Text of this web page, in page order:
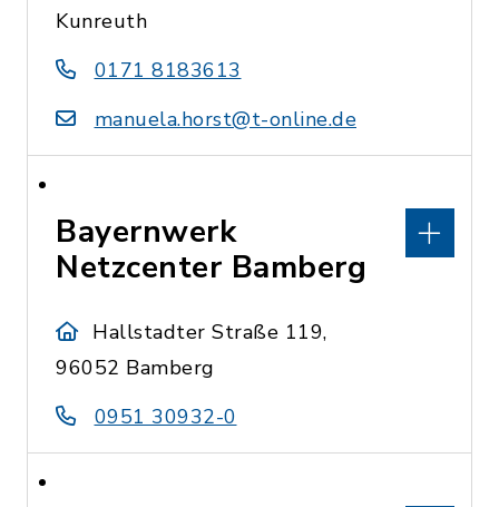
Kunreuth
0171 8183613
manuela.horst@t-online.de
Bayernwerk
Netzcenter Bamberg
Hallstadter Straße 119,
96052 Bamberg
0951 30932-0